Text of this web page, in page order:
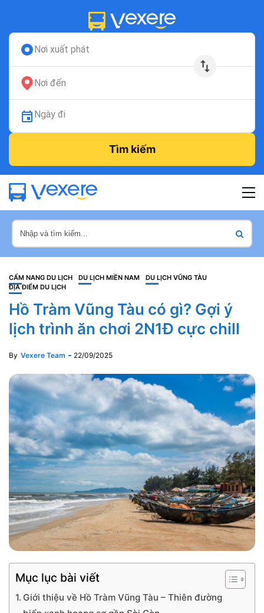
Nơi xuất phát
Nơi đến
Ngày đi
Tìm kiếm
CẨM NANG DU LỊCH DU LỊCH MIỀN NAM
DU LỊCH VŨNG TÀU
ĐỊA ĐIỂM DU LỊCH
Hồ Tràm Vũng Tàu có gì? Gợi ý
lịch trình ăn chơi 2N1Đ cực chill
By Vexere Team 22/09/2025
Mục lục bài viết
Giới thiệu về Hồ Tràm Vũng Tàu – Thiên đường